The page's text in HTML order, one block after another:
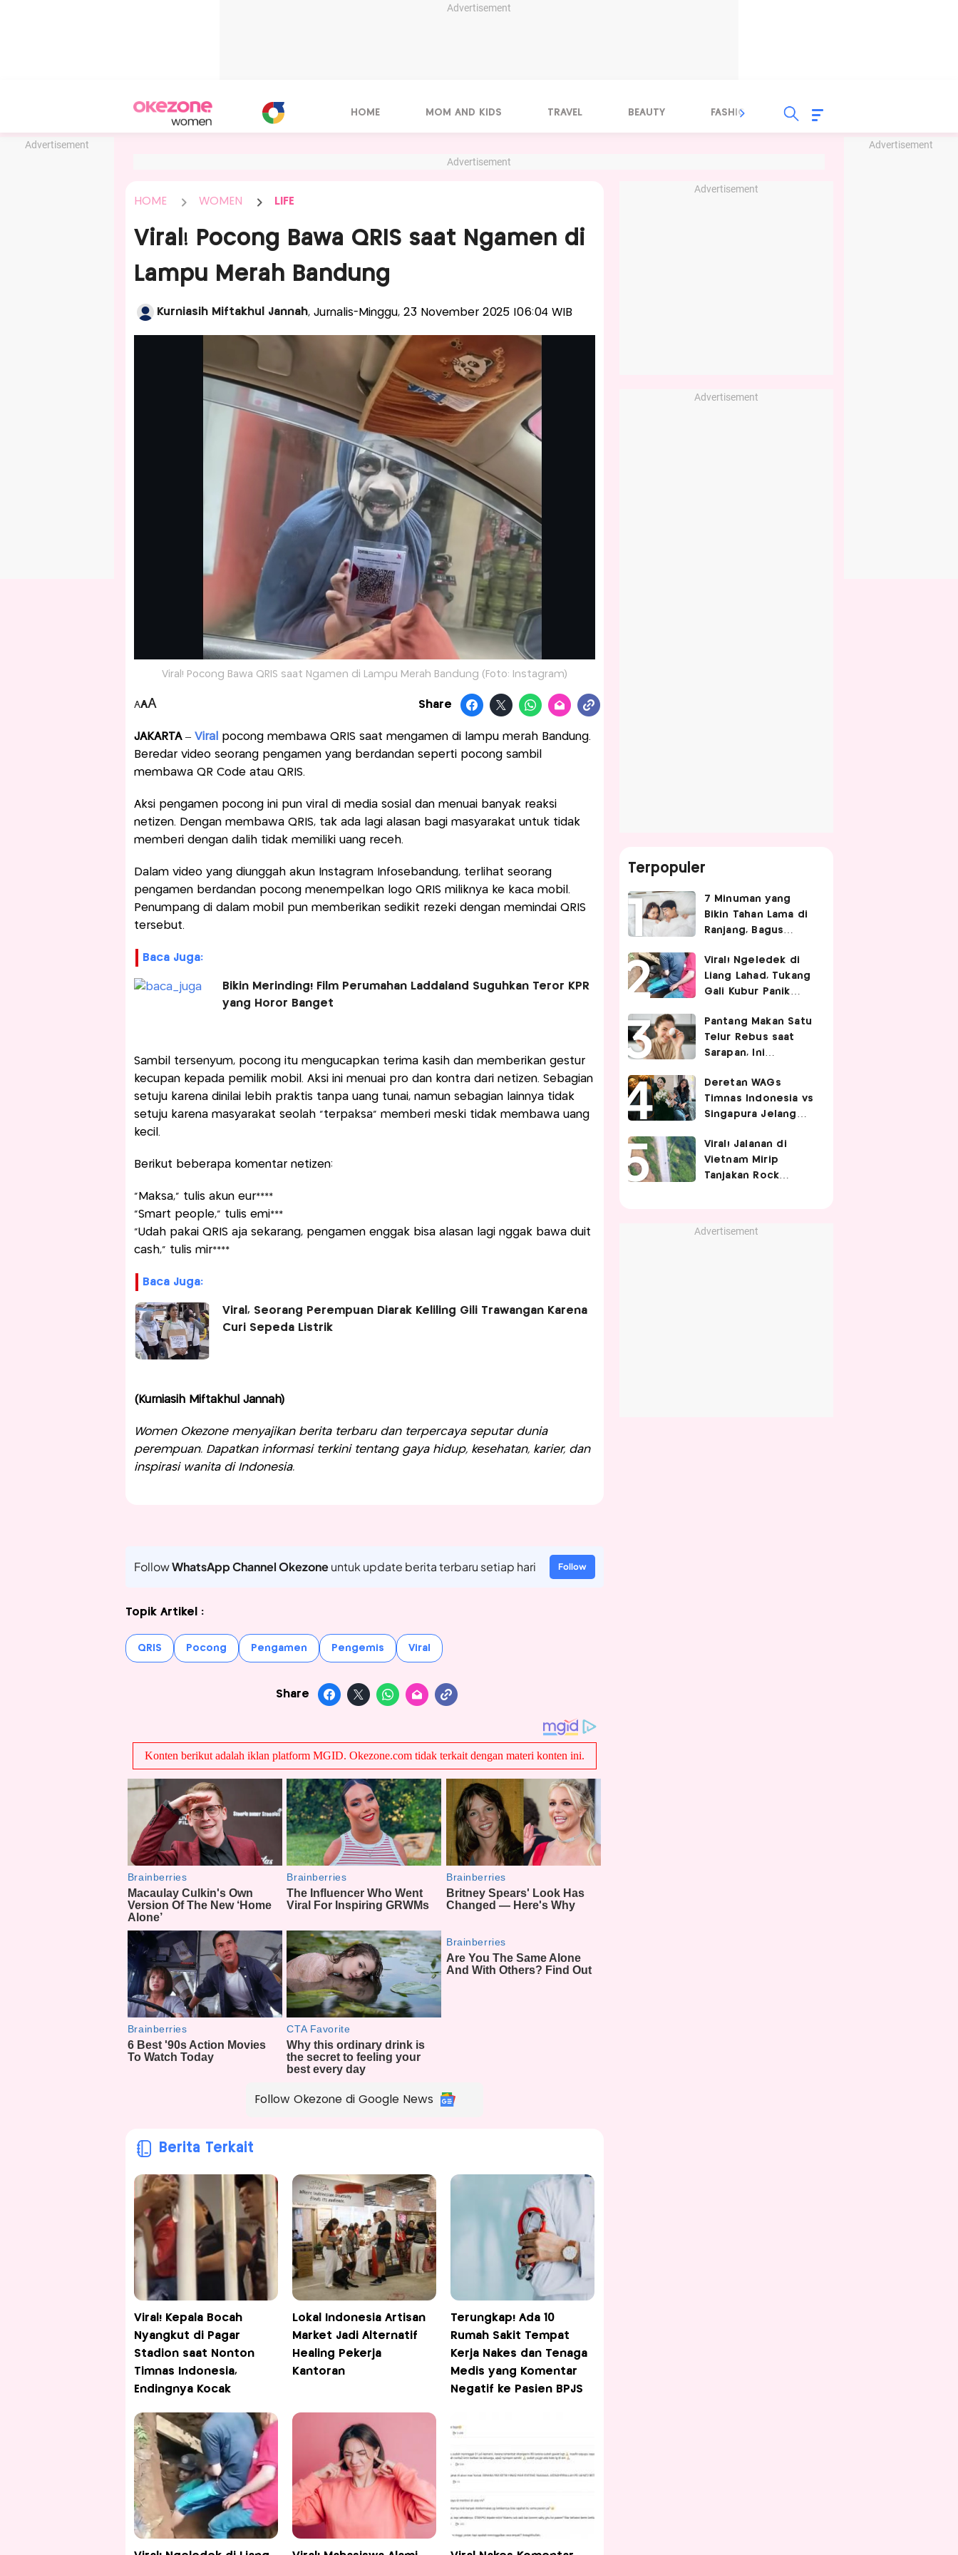
Advertisement
Advertisement Advertisement
HOME MOM AND KIDS TRAVEL BEAUTY FASHION FOOD
Advertisement
HOME WOMEN LIFE
Viral! Pocong Bawa QRIS saat Ngamen di
Lampu Merah Bandung
Kurniasih Miftakhul Jannah, Jurnalis-Minggu, 23 November 2025 |06:04 WIB
Viral! Pocong Bawa QRIS saat Ngamen di Lampu Merah Bandung (Foto: Instagram)
AAA Share
JAKARTA– Viral
pocong membawa QRIS saat mengamen di lampu merah Bandung.
Beredar video seorang pengamen yang berdandan seperti pocong sambil
membawa QR Code atau QRIS.
Aksi pengamen pocong ini pun viral di media sosial dan menuai banyak reaksi
netizen. Dengan membawa QRIS, tak ada lagi alasan bagi masyarakat untuk tidak
memberi dengan dalih tidak memiliki uang receh.
Dalam video yang diunggah akun Instagram Infosebandung, terlihat seorang
pengamen berdandan pocong menempelkan logo QRIS miliknya ke kaca mobil.
Penumpang di dalam mobil pun memberikan sedikit rezeki dengan memindai QRIS
tersebut.
Baca Juga:
Bikin Merinding! Film Perumahan Laddaland Suguhkan Teror KPR
yang Horor Banget
Sambil tersenyum, pocong itu mengucapkan terima kasih dan memberikan gestur
kecupan kepada pemilik mobil. Aksi ini menuai pro dan kontra dari netizen. Sebagian
setuju karena dinilai lebih praktis tanpa uang tunai, namun sebagian lainnya tidak
setuju karena masyarakat seolah “terpaksa” memberi meski tidak membawa uang
kecil.
Berikut beberapa komentar netizen:
“Maksa,” tulis akun eur****
“Smart people,” tulis emi***
“Udah pakai QRIS aja sekarang, pengamen enggak bisa alasan lagi nggak bawa duit
cash,” tulis mir****
Baca Juga:
Viral, Seorang Perempuan Diarak Keliling Gili Trawangan Karena
Curi Sepeda Listrik
(Kurniasih Miftakhul Jannah)
Women Okezone menyajikan berita terbaru dan terpercaya seputar dunia
perempuan. Dapatkan informasi terkini tentang gaya hidup, kesehatan, karier, dan
inspirasi wanita di Indonesia.
FollowWhatsApp Channel Okezoneuntuk update berita terbaru setiap hari Follow
Topik Artikel :
QRIS Pocong Pengamen Pengemis Viral
Share
Follow Okezone di Google News
Berita Terkait
Viral! Kepala Bocah
Nyangkut di Pagar
Stadion saat Nonton
Timnas Indonesia,
Endingnya Kocak
Lokal Indonesia Artisan
Market Jadi Alternatif
Healing Pekerja
Kantoran
Terungkap! Ada 10
Rumah Sakit Tempat
Kerja Nakes dan Tenaga
Medis yang Komentar
Negatif ke Pasien BPJS
Advertisement
Advertisement
Terpopuler
7 Minuman yang
Bikin Tahan Lama di
Ranjang, Bagus
Hubungan Intim
Viral! Ngeledek di
Liang Lahad, Tukang
Gali Kubur Panik
Pantang Makan Satu
Telur Rebus saat
Sarapan, Ini
Ahli Gizi!
Deretan WAGs
Timnas Indonesia vs
Singapura Jelang
AFF 2026, Siapa
Paling Curi
Perhatian?
Viral! Jalanan di
Vietnam Mirip
Tanjakan Rock
Advertisement